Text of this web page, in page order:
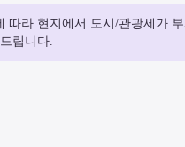
따라 현지에서 도시/관광세가
립니다.